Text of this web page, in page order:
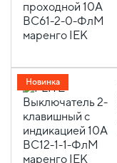
Новинка